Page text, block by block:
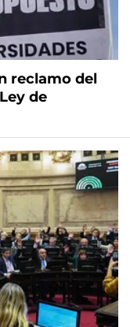
reclamo del
de